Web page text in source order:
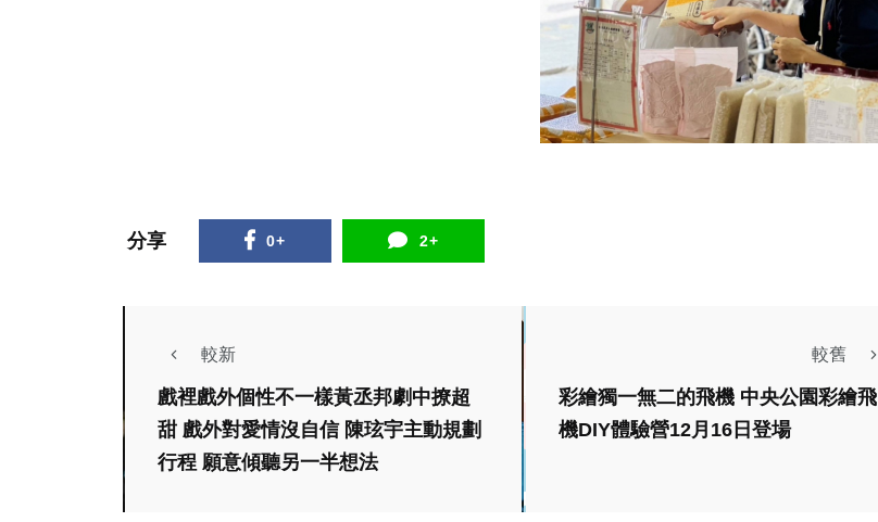
分享 0+ 2+
較新
戲裡戲外個性不一樣黃丞邦劇中撩超
甜 戲外對愛情沒自信 陳玹宇主動規劃
行程 願意傾聽另一半想法
較舊
彩繪獨一無二的飛機 中央公園彩繪飛
機DIY體驗營12月16日登場